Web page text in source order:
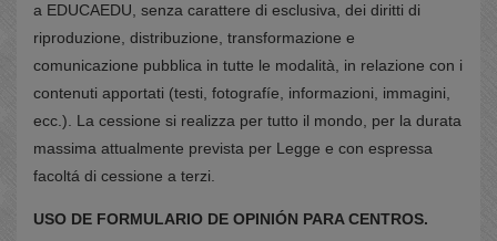
a EDUCAEDU, senza carattere di esclusiva, dei diritti di
riproduzione, distribuzione, transformazione e
comunicazione pubblica in tutte le modalità, in relazione con i
contenuti apportati (testi, fotografíe, informazioni, immagini,
ecc.). La cessione si realizza per tutto il mondo, per la durata
massima attualmente prevista per Legge e con espressa
facoltá di cessione a terzi.
USO DE FORMULARIO DE OPINIÓN PARA CENTROS.